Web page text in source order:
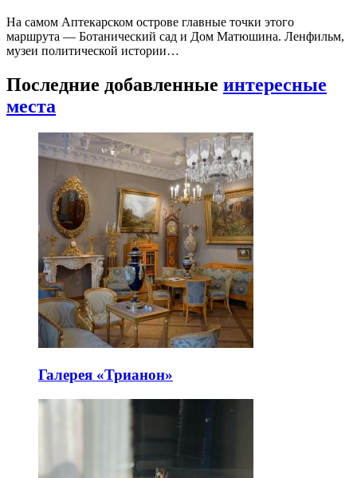
На самом Аптекарском острове главные точки этого
маршрута — Ботанический сад и Дом Матюшина. Ленфильм,
музеи политической истории…
Последние добавленные интересные
места
Галерея «Трианон»